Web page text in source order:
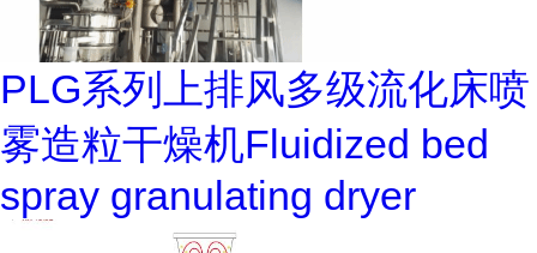
PLG系列上排风多级流化床喷
雾造粒干燥机Fluidized bed
spray granulating dryer